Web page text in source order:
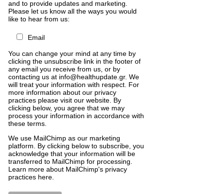
and to provide updates and marketing.
Please let us know all the ways you would
like to hear from us:
Email
You can change your mind at any time by
clicking the unsubscribe link in the footer of
any email you receive from us, or by
contacting us at info@healthupdate.gr. We
will treat your information with respect. For
more information about our privacy
practices please visit our website. By
clicking below, you agree that we may
process your information in accordance with
these terms.
We use MailChimp as our marketing
platform
By clicking below to subscribe you
acknowledge that your information will be
transferred to MailChimp for processing
Learn more about MailChimp's privacy
practices here